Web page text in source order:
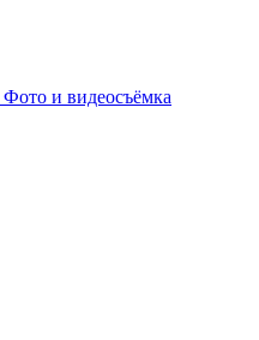
Фото и видеосъёмка